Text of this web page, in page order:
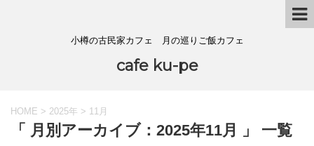
小樽の古民家カフェ 月の巡りご飯カフェ
cafe ku-pe
HOME > 2025年 > 11月
「 月別アーカイブ：2025年11月 」 一覧